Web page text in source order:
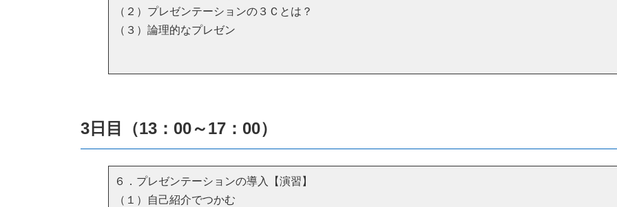
（２）プレゼンテーションの３Ｃとは？
（３）論理的なプレゼン
3日目（13：00～17：00）
６．プレゼンテーションの導入【演習】
（１）自己紹介でつかむ